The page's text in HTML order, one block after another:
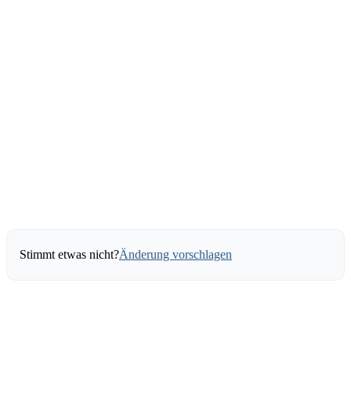
Stimmt etwas nicht?Änderung vorschlagen